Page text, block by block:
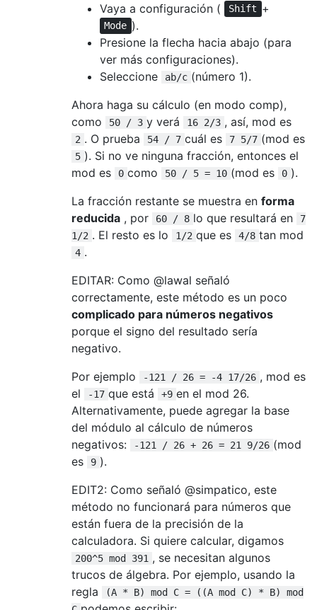
Vaya a configuración (
Shift +
Mode ).
Presione la flecha hacia abajo (para
ver más configuraciones).
Seleccione
ab/c (número 1).
Ahora haga su cálculo (en modo comp),
como
50 / 3 y verá 16 2/3 , así, mod es
2 . O prueba 54 / 7 cuál es 7 5/7 (mod es
5 ). Si no ve ninguna fracción, entonces el
mod es
0 como 50 / 5 = 10 (mod es 0 ).
La fracción restante se muestra en forma
reducida , por 60 / 8 lo que resultará en
7
1/2 . El resto es lo 1/2 que es 4/8 tan mod
4 .
EDITAR: Como @lawal señaló
correctamente, este método es un poco
complicado para números negativos
porque el signo del resultado sería
negativo.
Por ejemplo
-121 / 26 = -4 17/26 , mod es
el
-17 que está +9 en el mod 26.
Alternativamente, puede agregar la base
del módulo al cálculo de números
negativos:
-121 / 26 + 26 = 21 9/26 (mod
es
9 ).
EDIT2: Como señaló @simpatico, este
método no funcionará para números que
están fuera de la precisión de la
calculadora. Si quiere calcular, digamos
200^5 mod 391 , se necesitan algunos
trucos de álgebra. Por ejemplo, usando la
regla
(A * B) mod C = ((A mod C) * B) mod